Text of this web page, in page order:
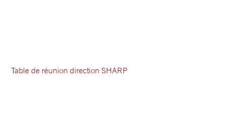
Table de réunion direction SHARP